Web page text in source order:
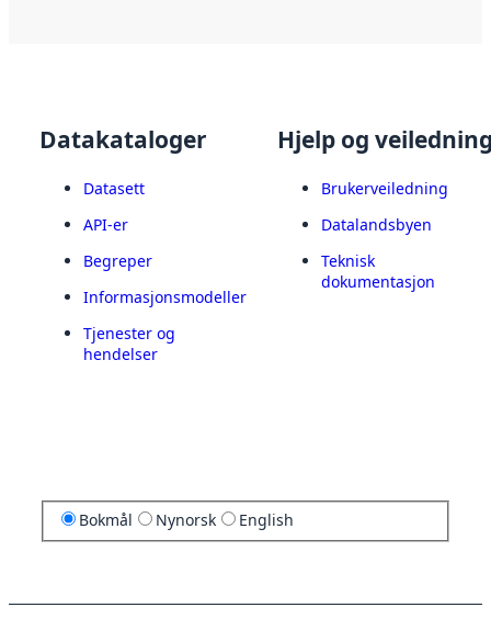
Datakataloger
Datasett
API-er
Begreper
Informasjonsmodeller
Tjenester og
hendelser
Hjelp og
Brukerveiledning
Datalandsbyen
Teknisk
dokumentasjon
Bokmål Nynorsk English